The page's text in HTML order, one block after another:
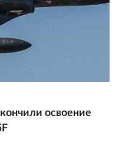
освоение